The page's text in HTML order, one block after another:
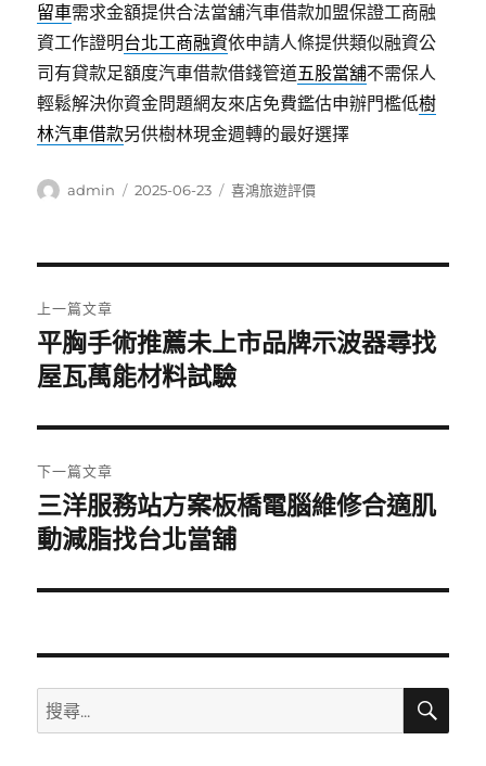
留車需求金額提供合法當舖汽車借款加盟保證工商融
資工作證明台北工商融資依申請人條提供類似融資公
司有貸款足額度汽車借款借錢管道五股當舖不需保人
輕鬆解決你資金問題網友來店免費鑑估申辦門檻低樹
林汽車借款另供樹林現金週轉的最好選擇
作
admin
發
2025-06-23
分
喜鴻旅遊評價
章
導
覽
上一篇文章
上
一
文
章:
平胸手術推薦未上市品牌示波器尋找
屋瓦萬能材料試驗
下一篇文章
下
一
文
三洋服務站方案板橋電腦維修合適肌
動減脂找台北當舖
搜
尋
搜